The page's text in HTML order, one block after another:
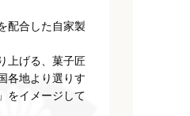
配合した自家製
上げる、菓子匠
各地より選りす
をイメージして